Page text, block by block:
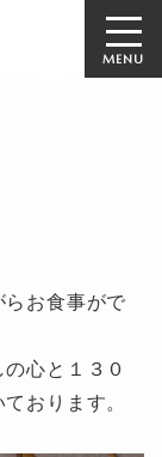
MENU
お食事がで
心と１３０
おります。